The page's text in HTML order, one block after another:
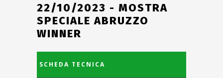
22/10/2023 - MOSTRA
SPECIALE ABRUZZO
WINNER
SCHEDA TECNICA